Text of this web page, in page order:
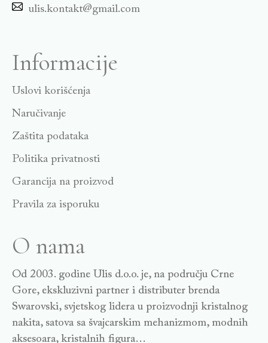
ulis.kontakt@gmail.com
Informacije
Uslovi korišćenja
Naručivanje
Zaštita podataka
Politika privatnosti
Garancija na proizvod
Pravila za isporuku
O nama
Od 2003. godine Ulis d.o.o. je, na području Crne
Gore, ekskluzivni partner i distributer brenda
Swarovski, svjetskog lidera u proizvodnji kristalnog
nakita, satova sa švajcarskim mehanizmom, modnih
aksesoara, kristalnih figura…